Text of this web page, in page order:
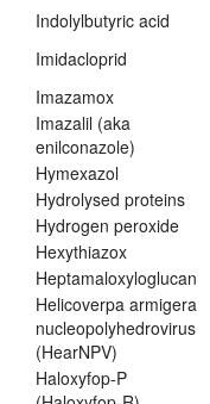
Indolylbutyric acid
Imidacloprid
Imazamox
Imazalil (aka
enilconazole)
Hymexazol
Hydrolysed proteins
Hydrogen peroxide
Hexythiazox
Heptamaloxyloglucan
Helicoverpa armigera
nucleopolyhedrovirus
(HearNPV)
Haloxyfop-P